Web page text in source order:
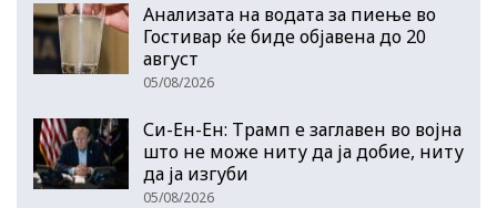
Анализата на водата за пиење во
Гостивар ќе биде објавена до 20
август
05/08/2026
Си-Ен-Ен: Трамп е заглавен во војна
што не може ниту да ја добие, ниту
да ја изгуби
05/08/2026